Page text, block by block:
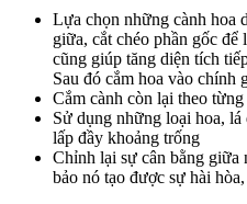
Lựa chọn những cành hoa
giữa, cắt chéo phần gốc
cũng giúp tăng diện tích
Sau đó cắm hoa vào chính
Cắm cành còn lại theo
Sử dụng những loại hoa, lá
lấp đầy khoảng trống
Chỉnh lại sự cân bằng giữa
bảo nó tạo được sự hài